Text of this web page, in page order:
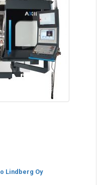
Lindberg Oy